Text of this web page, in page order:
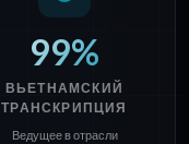
99%
ВЬЕТНАМСКИЙ
ТРАНСКРИПЦИЯ
Ведущее в отрасли